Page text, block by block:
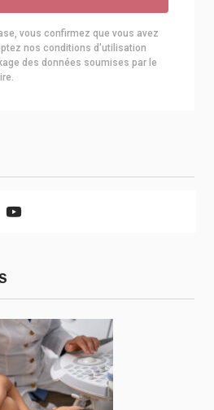
vous confirmez que vous avez
nos conditions d'utilisation
des données soumises par le